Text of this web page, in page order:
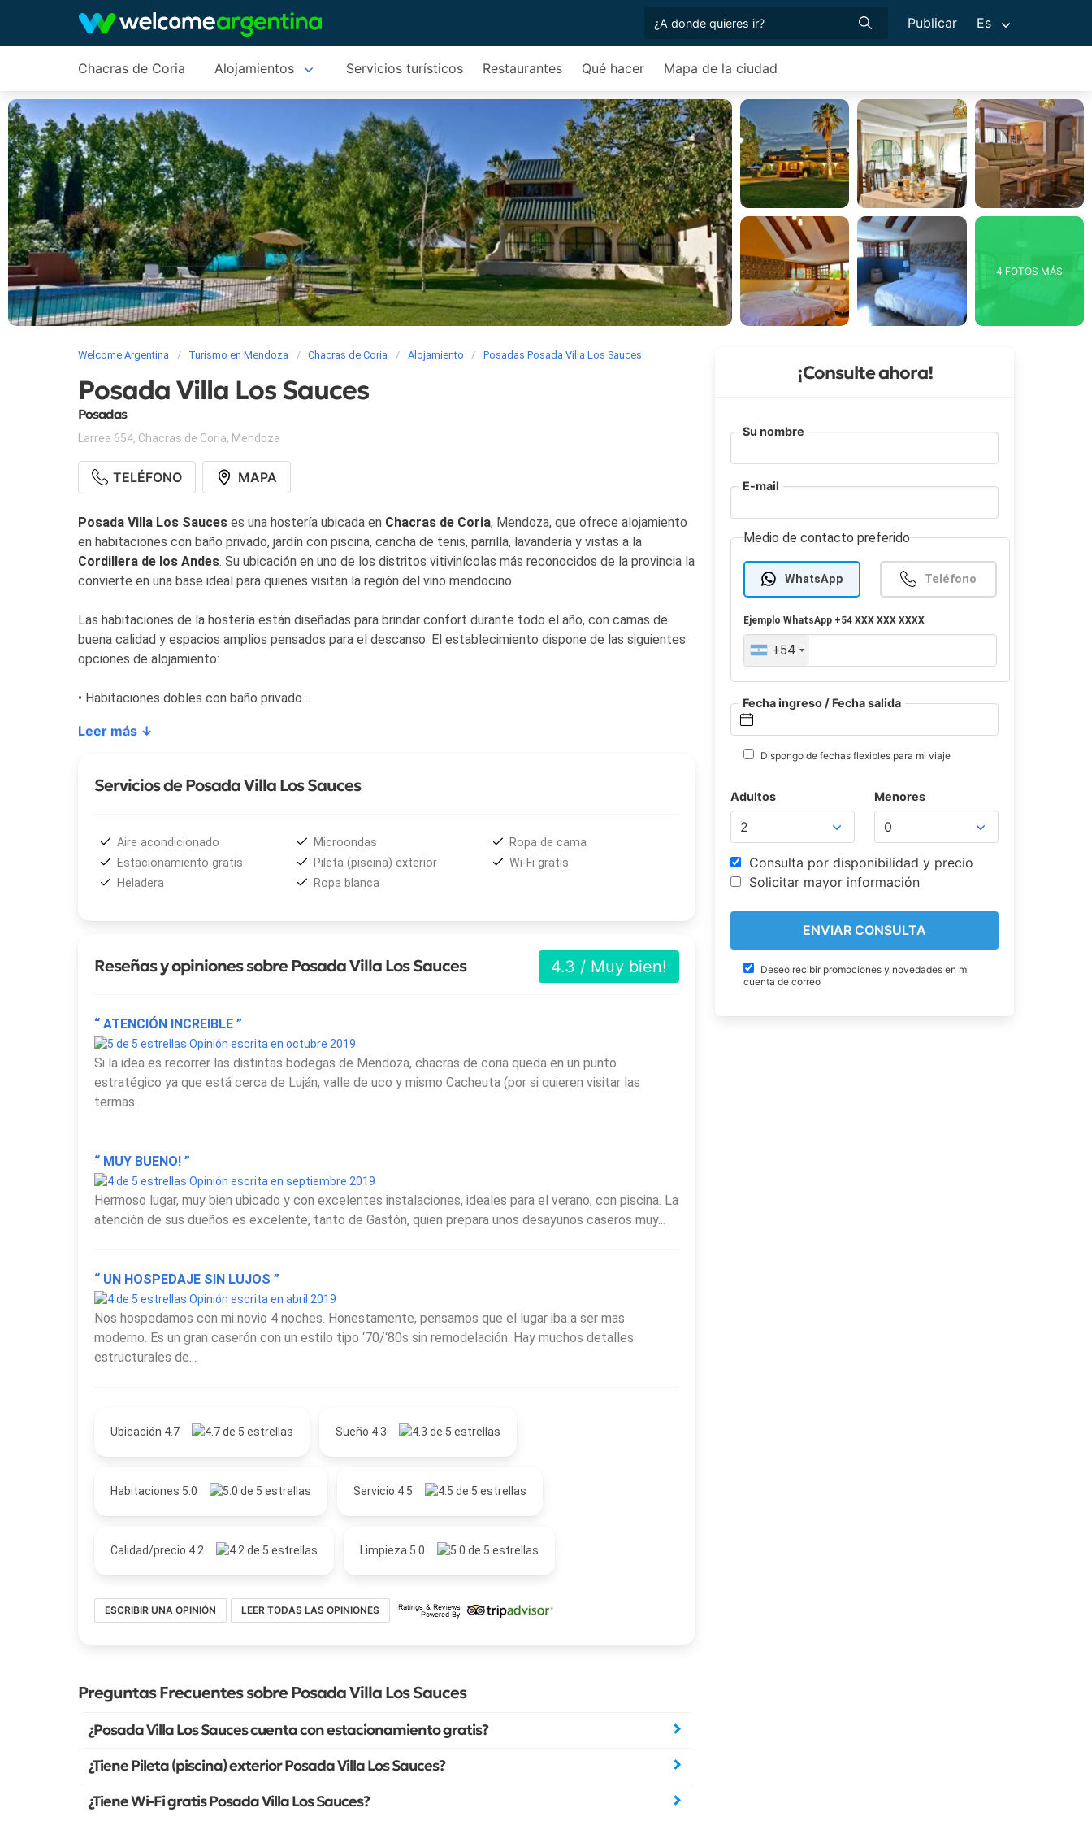
Publicar Es
Chacras de Coria Alojamientos Servicios turísticos Restaurantes Qué hacer Mapa de la ciudad
4 FOTOS MÁS
Welcome Argentina Turismo en Mendoza Chacras de Coria Alojamiento Posadas Posada Villa Los Sauces
Posada Villa Los Sauces
Posadas
Larrea 654, Chacras de Coria, Mendoza
TELÉFONO MAPA
Posada Villa Los Sauces es una hostería ubicada en Chacras de Coria, Mendoza, que ofrece alojamiento
en habitaciones con baño privado, jardín con piscina, cancha de tenis, parrilla, lavandería y vistas a la
Cordillera de los Andes. Su ubicación en uno de los distritos vitivinícolas más reconocidos de la provincia la
convierte en una base ideal para quienes visitan la región del vino mendocino.
Las habitaciones de la hostería están diseñadas para brindar confort durante todo el año, con camas de
buena calidad y espacios amplios pensados para el descanso. El establecimiento dispone de las siguientes
opciones de alojamiento:
• Habitaciones dobles con baño privado
servicio de lavandería. Las vistas desde el establecimiento permiten apreciar el paisaje de la
los Andes, rasgo característico del entorno deChacras de Coria
Posada Villa Los Sauces
organiza wine tours personalizados que incluyen la visita a tres bodegas de
reconocimiento internacional en los
Caminos del Vino de Mendoza. Los recorridos se coordinan según los
horarios y preferencias de cada huésped, ofreciendo una experiencia adaptada al ritmo de quien visita la
Leer más ↓
Servicios de Posada Villa Los Sauces
Aire acondicionado
Estacionamiento gratis
Heladera
Microondas
Pileta (piscina) exterior
Ropa blanca
Ropa de cama
Wi-Fi gratis
4.3 / Muy bien!
Reseñas y opiniones sobre Posada Villa Los Sauces
“ ATENCIÓN INCREIBLE ”
Opinión escrita en octubre 2019
Si la idea es recorrer las distintas bodegas de Mendoza, chacras de coria queda en un punto
estratégico ya que está cerca de Luján, valle de uco y mismo Cacheuta (por si quieren visitar las
termas...
“ MUY BUENO! ”
Opinión escrita en septiembre 2019
Hermoso lugar, muy bien ubicado y con excelentes instalaciones, ideales para el verano, con piscina. La
atención de sus dueños es excelente, tanto de Gastón, quien prepara unos desayunos caseros muy...
“ UN HOSPEDAJE SIN LUJOS ”
Opinión escrita en abril 2019
Nos hospedamos con mi novio 4 noches. Honestamente, pensamos que el lugar iba a ser mas
moderno. Es un gran caserón con un estilo tipo ‘70/‘80s sin remodelación. Hay muchos detalles
estructurales de...
Ubicación 4.7 Sueño 4.3
Habitaciones 5.0 Servicio 4.5
Calidad/precio 4.2 Limpieza 5.0
ESCRIBIR UNA OPINIÓN LEER TODAS LAS OPINIONES
Preguntas Frecuentes sobre Posada Villa Los Sauces
¿Posada Villa Los Sauces cuenta con estacionamiento gratis?
¿Tiene Pileta (piscina) exterior Posada Villa Los Sauces?
¿Tiene Wi-Fi gratis Posada Villa Los Sauces?
¡Consulte ahora!
Su nombre
E-mail
Medio de contacto preferido
WhatsApp Teléfono
EjemploWhatsApp +54 XXX XXX XXXX
+54
Fecha ingreso / Fecha salida
Dispongo de fechas flexibles para mi viaje
Adultos Menores
Consulta por disponibilidad y precio
Solicitar mayor información
Deseo recibir promociones y novedades en mi
cuenta de correo